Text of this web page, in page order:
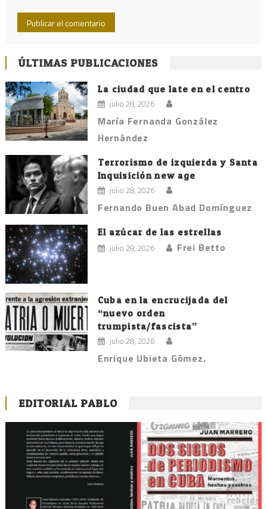
ÚLTIMAS PUBLICACIONES
La ciudad que late en el centro
julio 28, 2026
María Fernanda González
Hernández
Terrorismo de izquierda y Santa
Inquisición new age
julio 28, 2026
Fernando Buen Abad Domínguez
El azúcar de las estrellas
julio 28, 2026 Frei Betto
Cuba en la encrucijada del
“nuevo orden
trumpista/fascista”
julio 28, 2026
Enrique Ubieta Gómez.
EDITORIAL PABLO